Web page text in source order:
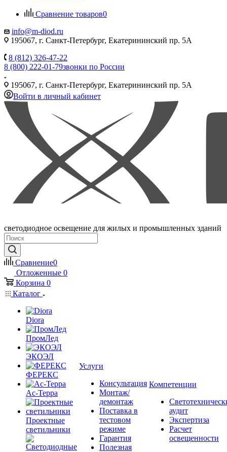
Сравнение товаров0
info@m-diod.ru
195067, г. Санкт-Петербург, Екатерининский пр. 5А
8 (812) 326-47-22
8 (800) 222-01-79звонки по России
195067, г. Санкт-Петербург, Екатерининский пр. 5А
Войти в личный кабинет
светодиодное освещение для жилых и промышленных зданий
Сравнение0
Отложенные 0
Корзина 0
Каталог
Diora
ПромЛед
ЭКОЭЛ
ФЕРЕКС
Ас-Терра
Проектные
светильники
Услуги
Консультация
Монтаж/
демонтаж
Поставка в
тестовом
режиме
Гарантия
Полезная
Компетенции
аудит
Экспертиза
Расчет
освещенности